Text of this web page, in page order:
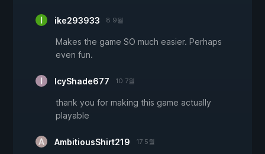
ike293933 8 9월
Makes the game SO much easier. Perhaps
even fun.
IcyShade677 10 7월
thank you for making this game actually
playable
AmbitiousShirt219 17 5월